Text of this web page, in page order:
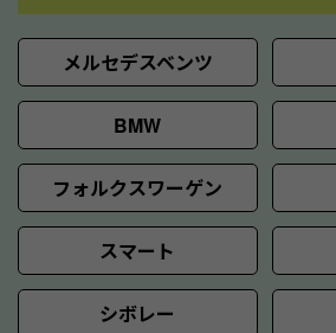
メルセデスベンツ
BMW
フォルクスワーゲン
スマート
シボレー